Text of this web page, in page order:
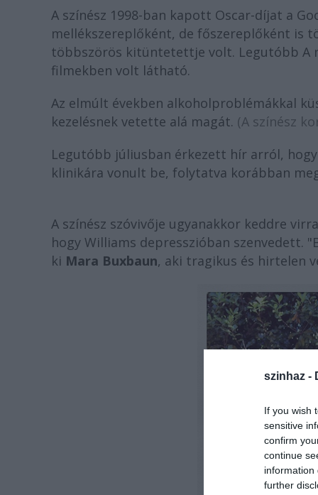
szinhaz -
If you wish
sensitive
confirm
continue
information
further
A színész 1998-ban kapott Oscar-díjat a
mellékszereplőként, de főszereplőként is
többszörös kitüntetettje volt. Legutóbb A
filmekben volt látható.
Az elmúlt években alkoholproblémákkal
kezelésnek vetette alá magát. (A színész
Legutóbb júliusban érkezett hír arról,
klinikára vonult be, folytatva korábban
A színész szóvivője ugyanakkor keddre
hogy Williams depresszióban szenvedett.
ki Mara Buxbaun, aki tragikus és hirtelen